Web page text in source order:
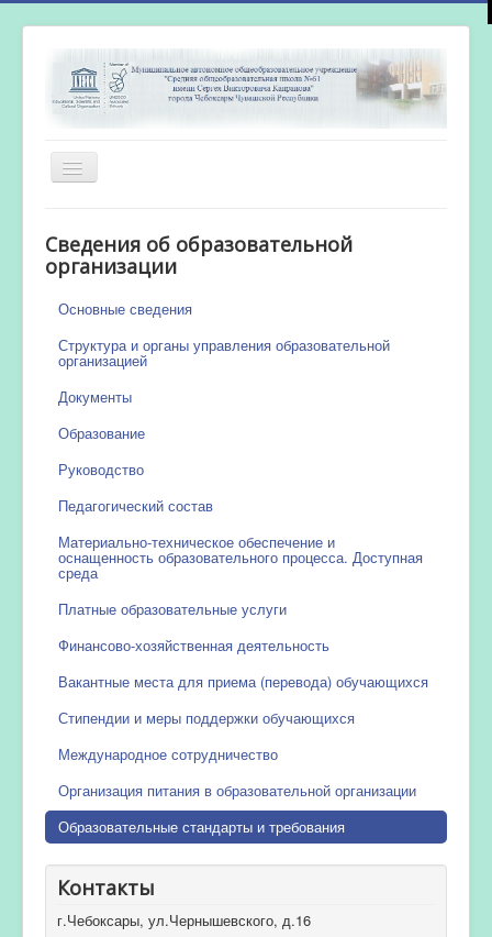
Включить/
выключить
Новости
Сведения об образовательной
организации
Основные сведения
Структура и органы управления образовательной
организацией
Документы
Образование
Руководство
Педагогический состав
Материально-техническое обеспечение и
оснащенность образовательного процесса. Доступная
среда
Платные образовательные услуги
Финансово-хозяйственная деятельность
Вакантные места для приема (перевода) обучающихся
Стипендии и меры поддержки обучающихся
Международное сотрудничество
Организация питания в образовательной организации
Образовательные стандарты и требования
Контакты
г.Чебоксары, ул.Чернышевского, д.16